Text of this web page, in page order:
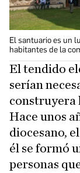
El santuario es un
habitantes de la
El tendido
serían
construyera
Hace unos
diocesano,
él se formó
personas